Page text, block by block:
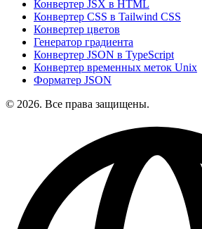
Конвертер JSX в HTML
Конвертер CSS в Tailwind CSS
Конвертер цветов
Генератор градиента
Конвертер JSON в TypeScript
Конвертер временных меток Unix
Форматер JSON
© 2026. Все права защищены.